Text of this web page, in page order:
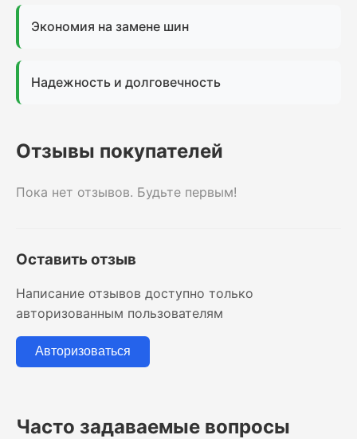
Экономия на замене шин
Надежность и долговечность
Отзывы покупателей
Пока нет отзывов. Будьте первым!
Оставить отзыв
Написание отзывов доступно только
авторизованным пользователям
Авторизоваться
Часто задаваемые вопросы